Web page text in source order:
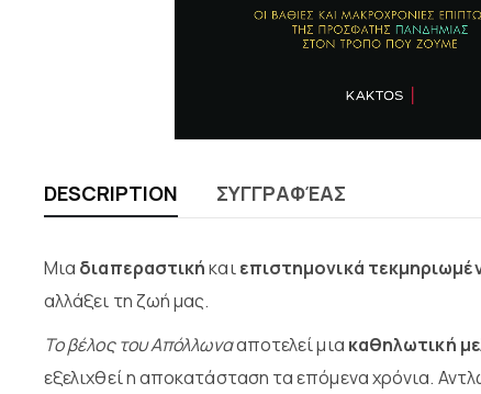
DESCRIPTION ΣΥΓΓΡΑΦΈΑΣ
Μια διαπεραστικήκαιεπιστημονικά
αλλάξει τη ζωή μας.
Το βέλος του Απόλλωνααποτελεί μια καθηλωτική
εξελιχθεί η αποκατάσταση τα επόμενα χρόνια.